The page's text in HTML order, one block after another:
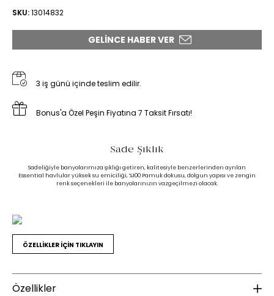
SKU:13014832
GELINCE HABER VER
3 iş günü içinde teslim edilir.
Bonus'a Özel Peşin Fiyatına 7 Taksit Fırsatı!
Sade Şıklık
Sadeliğiyle banyolarımıza şıklığı getiren, kalitesiyle benzerlerinden ayrılan
Essential havlular yüksek su emiciliği, %100 Pamuk dokusu, dolgun yapısı ve zengin
renk seçenekleri ile banyolarınızın vazgeçilmezi olacak.
ÖZELLİKLER İÇİN TIKLAYIN
Özellikler